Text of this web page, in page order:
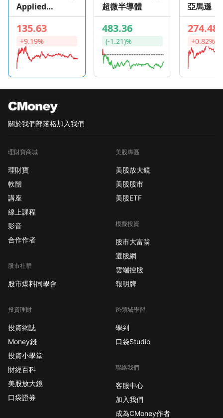
Applied
Optoelectro
nics
135.63
+9.19%
超微半導體
483.36
(-1.21)%
亞馬遜
274.48
+0.82%
關於我們部落格加入我們
理財寶商城
理財寶
軟體
講座
線上課程
影音
合作作者
股市社群
股市爆料同學會
投資理財
投資網誌
Money錢
投資小學堂
財經百科
美股放大鏡
口袋證券
美股專區
美股放大鏡
美股股市
美股ETF
模擬投資
股市大富翁
選股網
雲端控股
報明牌
跨領域學習
學到
口袋Studio
聯絡我們
客服中心
加入我們
成為CMoney作者